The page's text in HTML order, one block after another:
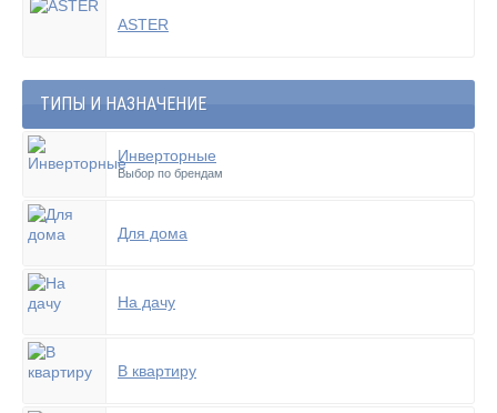
ASTER
ТИПЫ И НАЗНАЧЕНИЕ
Инверторные
Выбор по брендам
Для дома
На дачу
В квартиру